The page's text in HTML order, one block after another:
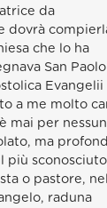
da
dovrà
che lo ha
San Paolo
Evangelii
a me molto
mai per
ma
più sconosciuto
o pastore,
raduna